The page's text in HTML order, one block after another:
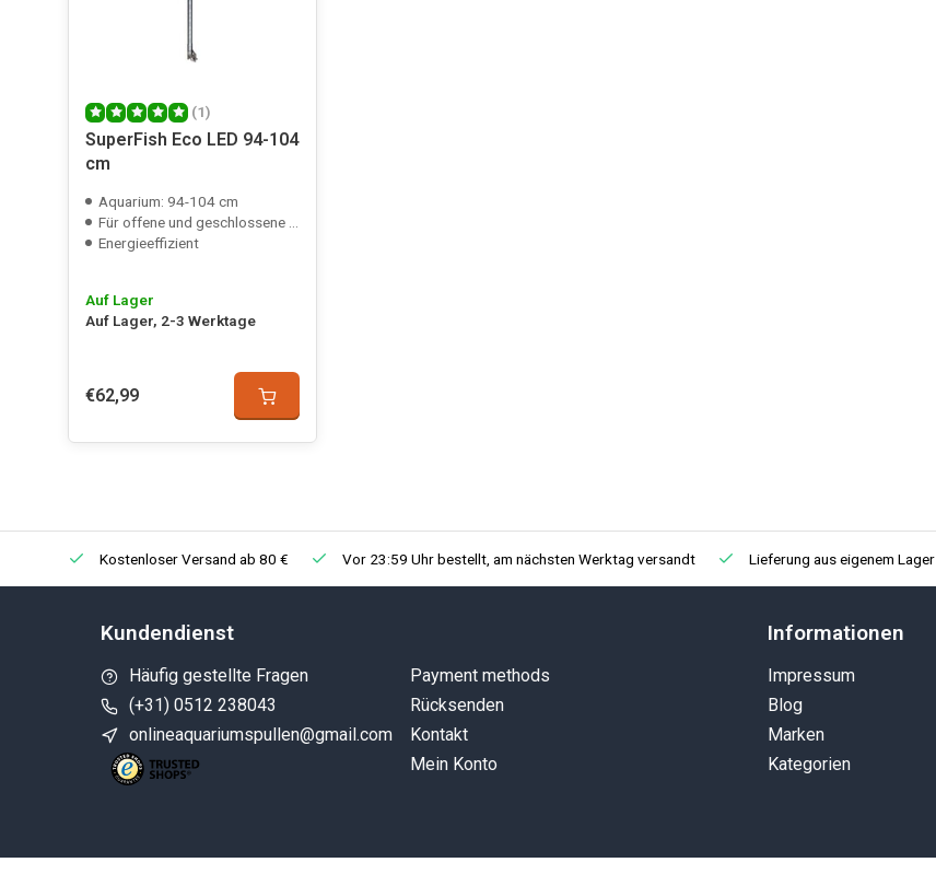
(1)
SuperFish Eco LED 94-104
cm
Aquarium: 94-104 cm
Für offene und geschlossene Aquarien
Energieeffizient
Auf Lager
Auf Lager, 2-3 Werktage
€62,99
Kostenloser Versand ab 80 € Vor 23:59 Uhr bestellt, am nächsten Werktag versandt Lieferung aus eigenem Lager
Kundendienst
Häufig gestellte Fragen
(+31) 0512 238043
onlineaquariumspullen@gmail.com
Payment methods
Rücksenden
Kontakt
Mein Konto
Informationen
Impressum
Blog
Marken
Kategorien